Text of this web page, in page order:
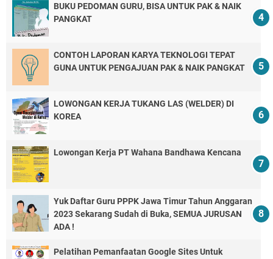
BUKU PEDOMAN GURU, BISA UNTUK PAK & NAIK
PANGKAT
CONTOH LAPORAN KARYA TEKNOLOGI TEPAT
GUNA UNTUK PENGAJUAN PAK & NAIK PANGKAT
LOWONGAN KERJA TUKANG LAS (WELDER) DI
KOREA
Lowongan Kerja PT Wahana Bandhawa Kencana
Yuk Daftar Guru PPPK Jawa Timur Tahun Anggaran
2023 Sekarang Sudah di Buka, SEMUA JURUSAN
ADA !
Pelatihan Pemanfaatan Google Sites Untuk